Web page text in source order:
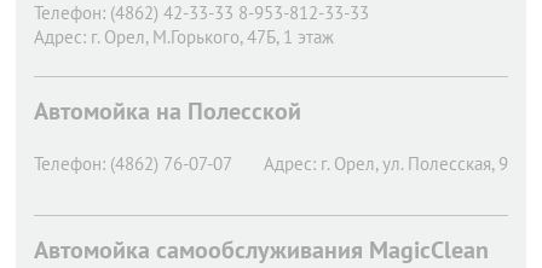
Телефон: (4862) 42-33-33 8-953-812-33-33
Адрес: г. Орел, М.Горького, 47Б, 1 этаж
Автомойка на Полесской
Телефон: (4862) 76-07-07 Адрес: г. Орел, ул. Полесская, 9
Автомойка самообслуживания MagicClean